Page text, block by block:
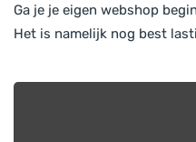
Ga je je eigen webshop
Het is namelijk nog best